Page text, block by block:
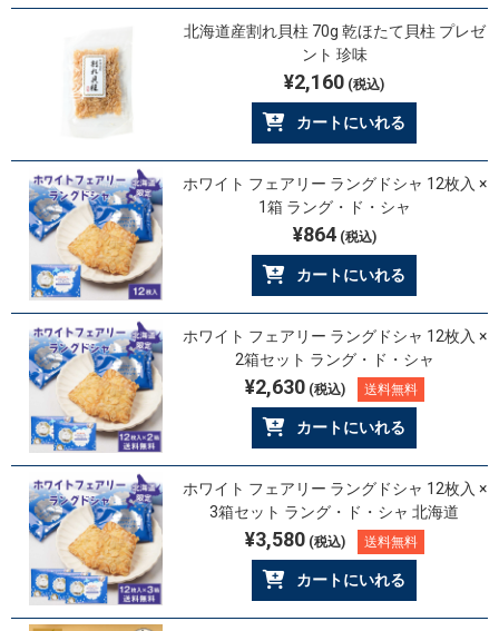
北海道産割れ貝柱 70g 乾ほたて貝柱 プレゼ
ント 珍味
¥2,160 (税込)
カートにいれる
ホワイト フェアリー ラングドシャ 12枚入 ×
1箱 ラング・ド・シャ
¥864(税込)
カートにいれる
ホワイト フェアリー ラングドシャ 12枚入 ×
2箱セット ラング・ド・シャ
¥2,630(税込) 送料無料
カートにいれる
ホワイト フェアリー ラングドシャ 12枚入 ×
3箱セット ラング・ド・シャ 北海道
¥3,580(税込) 送料無料
カートにいれる